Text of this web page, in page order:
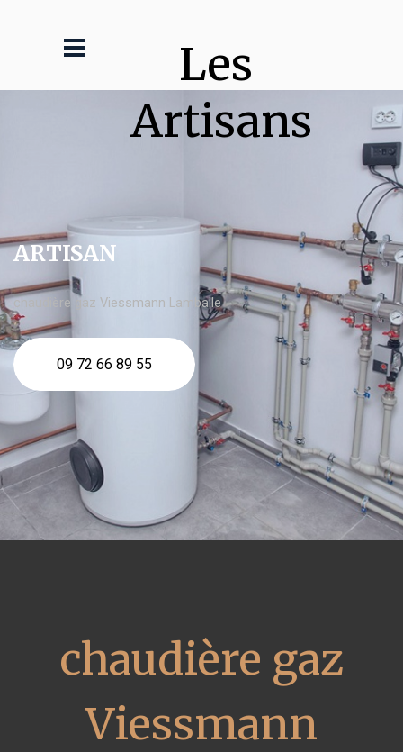
Les
Artisans
ARTISAN
chaudière gaz Viessmann Lamballe
09 72 66 89 55
chaudière gaz
Viessmann